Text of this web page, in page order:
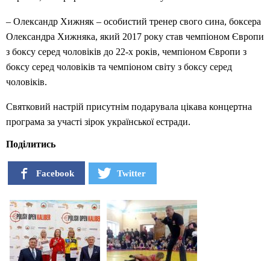
– Олександр Хижняк – особистий тренер свого сина, боксера
Олександра Хижняка, який 2017 року став чемпіоном Європи
з боксу серед чоловіків до 22-х років, чемпіоном Європи з
боксу серед чоловіків та чемпіоном світу з боксу серед
чоловіків.
Святковий настрій присутнім подарувала цікава концертна
програма за участі зірок української естради.
Поділитись
Facebook Twitter